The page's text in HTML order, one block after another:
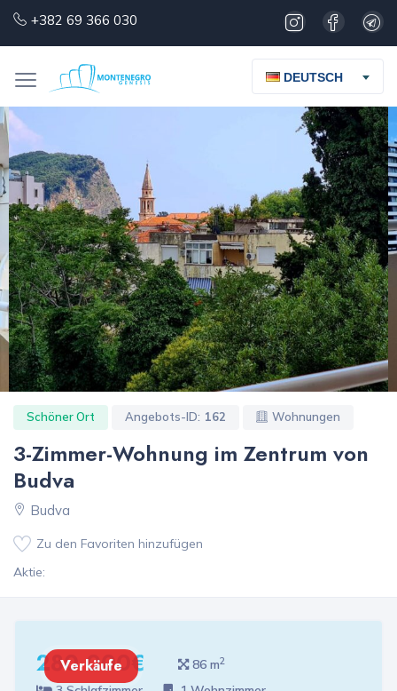
+382 69 366 030
DEUTSCH
Schöner Ort Angebots-ID: 162 Wohnungen
3-Zimmer-Wohnung im Zentrum von
Budva
Budva
Zu den Favoriten hinzufügen
Aktie:
280 000€
Verkäufe 86 m2